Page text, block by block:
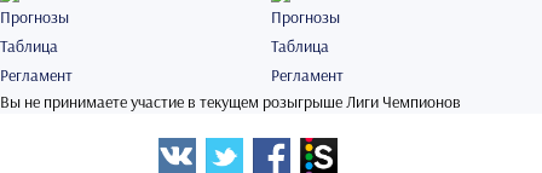
Прогнозы
Таблица
Регламент
Прогнозы
Таблица
Регламент
Вы не принимаете участие в текущем розыгрыше Лиги Чемпионов